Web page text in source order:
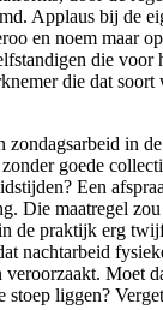
Applaus bij de
en noem maar
die voor
die dat
zondagsarbeid in
goede
Een
Die maatregel
de praktijk erg
nachtarbeid
veroorzaakt. Moet
stoep liggen?